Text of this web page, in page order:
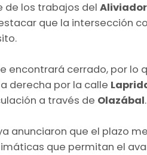
de los trabajos del
que la intersección
encontrará cerrado, por lo
derecha por la calle
a través de Olazábal.
anunciaron que el plazo
que permitan el